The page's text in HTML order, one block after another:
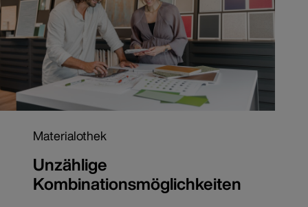
Materialothek
Unzählige
Kombinationsmöglichkeiten